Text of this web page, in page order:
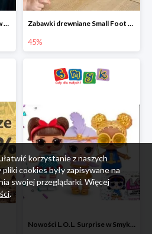
Torby i organizery do wózków w Smyku do -50% Zabawki drewniane Small Foot do -45%
45%
Nowości L.O.L. Surprise w Smyku do -45%
korzystanie z naszych
cookies były zapisywane na
swojej przeglądarki. Więcej
.